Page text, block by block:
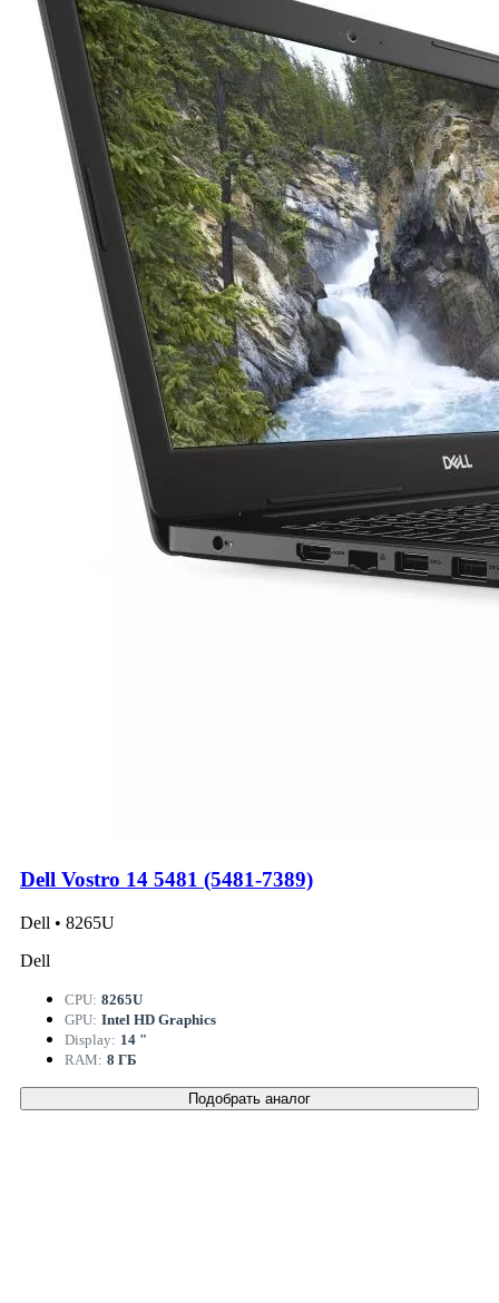
Dell Vostro 14 5481 (5481-7389)
Dell • 8265U
Dell
CPU: 8265U
GPU: Intel HD Graphics
Display: 14 "
RAM: 8 ГБ
Подобрать аналог